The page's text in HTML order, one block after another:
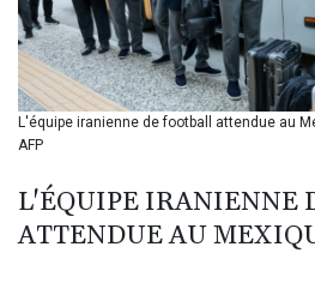
L'équipe iranienne de football attendue au
AFP
L'ÉQUIPE IRANIENNE
ATTENDUE AU